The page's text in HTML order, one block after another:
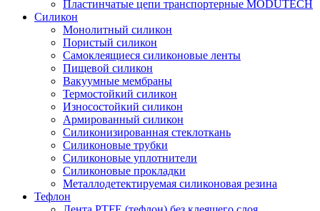
Пластинчатые цепи транспортерные MODUTECH
Силикон
Монолитный силикон
Пористый силикон
Самоклеящиеся силиконовые ленты
Пищевой силикон
Вакуумные мембраны
Термостойкий силикон
Износостойкий силикон
Армированный силикон
Силиконизированная стеклоткань
Силиконовые трубки
Силиконовые уплотнители
Силиконовые прокладки
Металлодетектируемая силиконовая резина
Тефлон